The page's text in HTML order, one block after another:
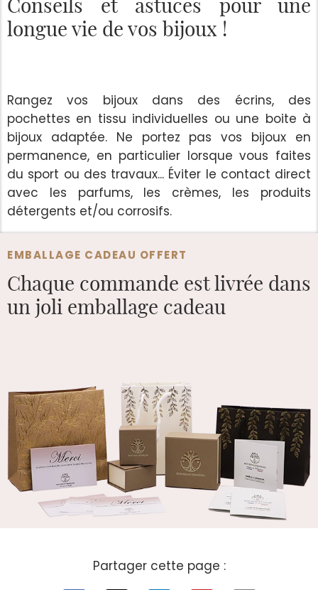
EMBALLAGE CADEAU OFFERT
Chaque commande est livrée dans
un joli emballage cadeau
Conseils et astuces pour une
longue vie de vos bijoux !
Rangez vos bijoux dans des écrins, des
pochettes en tissu individuelles ou une boite à
bijoux adaptée. Ne portez pas vos bijoux en
permanence, en particulier lorsque vous faites
du sport ou des travaux... Éviter le contact direct
avec les parfums, les crèmes, les produits
détergents et/ou corrosifs.
Partager cette page :